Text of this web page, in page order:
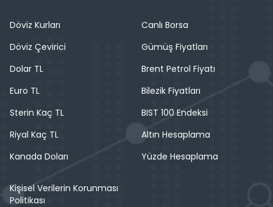
Döviz Kurları
Döviz Çevirici
Dolar TL
Euro TL
Sterin Kaç TL
Riyal Kaç TL
Kanada Doları
Canlı Borsa
Gümüş Fiyatları
Brent Petrol Fiyatı
Bilezik Fiyatları
BIST 100 Endeksi
Altın Hesaplama
Yüzde Hesaplama
Kişisel Verilerin Korunması
Politikası